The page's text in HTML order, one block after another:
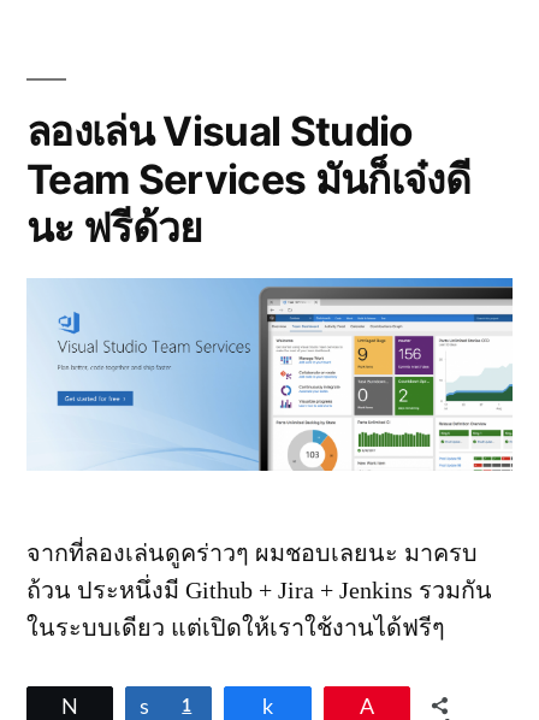
ลองเล่น Visual Studio
Team Services มันก็เจ๋งดี
นะ ฟรีด้วย
จากที่ลองเล่นดูคร่าวๆ ผมชอบเลยนะ มาครบ
ถ้วน ประหนึ่งมี Github + Jira + Jenkins รวมกัน
ในระบบเดียว แต่เปิดให้เราใช้งานได้ฟรีๆ
Share
1